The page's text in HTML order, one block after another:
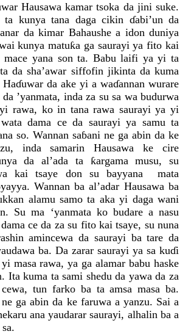
Hausawa kamar tsoka da jini suke.
ta kunya tana daga cikin ɗabi’un da
da kimar Bahaushe a idon duniya
kunya matuƙa ga saurayi ya fito kai
mace yana son ta. Babu laifi ya yi ta
da sha’awar siffofin jikinta da kuma
Haɗuwar da ake yi a waɗannan wurare
’yanmata, inda za su sa wa budurwa
rawa, ko in tana rawa saurayi ya yi
dama ce da saurayi ya samu ta
so. Wannan saɓani ne ga abin da ke
inda samarin Hausawa ke cire
da al’ada ta ƙargama musu, su
kai tsaye don su bayyana mata
Wannan ba al’adar Hausawa ba
alamu samo ta aka yi daga wani
Su ma ‘yanmata ko budare a nasu
ce da za su fito kai tsaye, su nuna
amincewa da saurayi ba tare da
ba. Da zarar saurayi ya sa kuɗi
masa rawa, ya ga alamar babu haske
Ita kuma ta sami shedu da yawa da za
tun farko ba ta amsa masa ba.
ne ga abin da ke faruwa a yanzu. Sai a
ana yaudarar saurayi, alhalin ba a